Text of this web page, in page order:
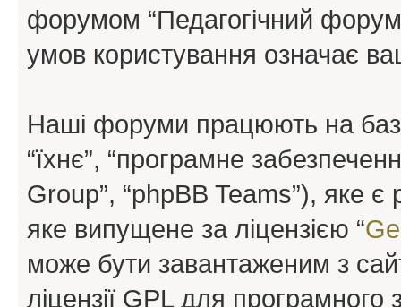
форумом “Педагогічний
умов користування означає
Наші форуми працюють на
“їхнє”, “програмне
Group”, “phpBB Teams”), яке
яке випущене за ліцензією “
може бути завантаженим з
ліцензії GPL для